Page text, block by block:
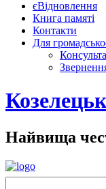
єВідновлення
Книга памяті
Контакти
Для
Найвища